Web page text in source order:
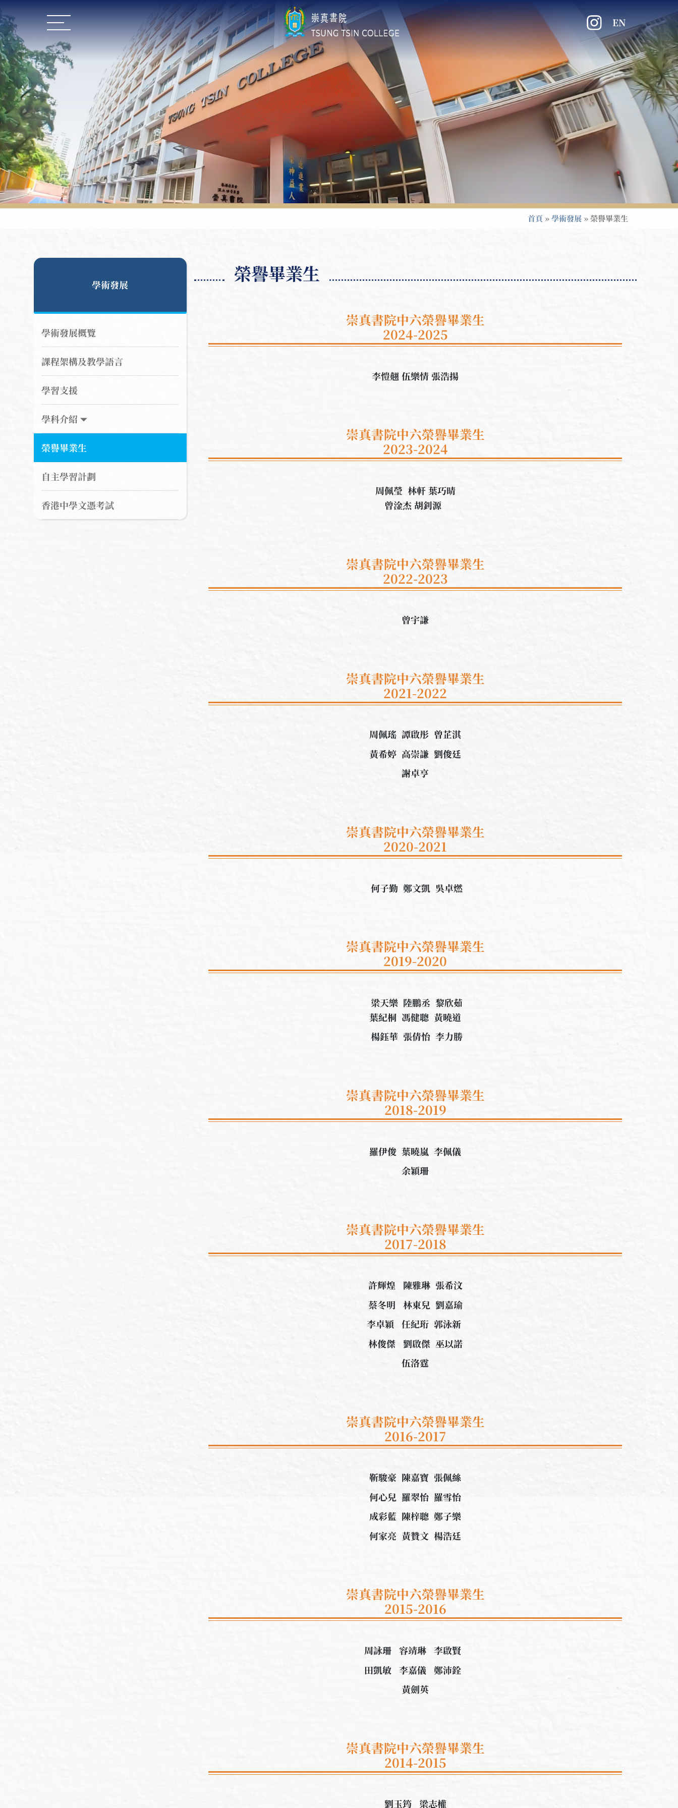
EN
首頁»學術發展»榮譽畢業生
學術發展
學術發展概覽
課程架構及教學語言
學習支援
學科介紹
榮譽畢業生
自主學習計劃
香港中學文憑考試
榮譽畢業生
崇真書院中六榮譽畢業生
2024-2025
李愷翹 伍樂情 張浩揚
崇真書院中六榮譽畢業生
2023-2024
周佩瑩 林軒 葉巧晴
曾淦杰 胡釗源
崇真書院中六榮譽畢業生
2022-2023
曾宇謙
崇真書院中六榮譽畢業生
2021-2022
周佩瑤 譚啟彤 曾芷淇
黃希婷 高崇謙 劉俊廷
謝卓亨
崇真書院中六榮譽畢業生
2020-2021
何子勤 鄭文凱 吳卓燃
崇真書院中六榮譽畢業生
2019-2020
梁天樂 陸鵬丞 黎欣茹
葉紀桐 馮健聰 黃曉道
楊鈺華 張倩怡 李力勝
崇真書院中六榮譽畢業生
2018-2019
羅伊俊 葉曉嵐 李佩儀
余穎珊
崇真書院中六榮譽畢業生
2017-2018
許輝煌 陳雅琳 張希汶
蔡冬明 林東兒 劉嘉瑜
李卓穎 任紀珩 郭泳新
林俊傑 劉啟傑 巫以諾
​伍洛霆
崇真書院中六榮譽畢業生
2016-2017
靳駿豪 陳嘉寶 張佩絲
何心兒 羅翠怡 羅雪怡
成彩藍 陳梓聰 鄭子樂
何家亮 黃贊文 楊浩廷
崇真書院中六榮譽畢業生
2015-2016
周詠珊 容靖琳 李啟賢
田凱敏​ 李嘉儀 鄭沛銓
黃劍英
崇真書院中六榮譽畢業生
2014-2015
劉玉筠 梁志權